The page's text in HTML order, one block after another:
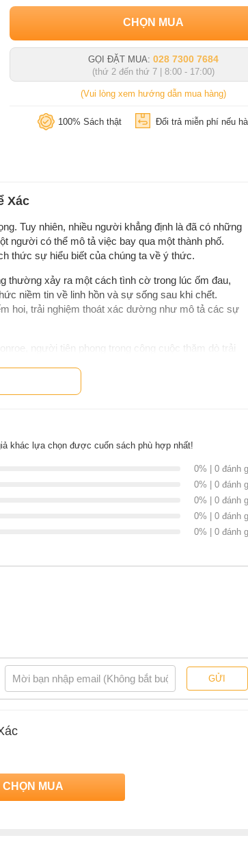
CHỌN MUA
GỌI ĐẶT MUA: 028 7300 7684
(thứ 2 đến thứ 7 | 8:00 - 17:00)
(Vui lòng xem hướng dẫn mua hàng)
100% Sách thật Đổi trả miễn phí nếu
Xác
Tuy nhiên, nhiều người khẳng định là đã có những
người có thể mô tả việc bay qua một thành phố.
thức sự hiểu biết của chúng ta về ý thức.
thường xảy ra một cách tình cờ trong lúc ốm đau,
niềm tin về linh hồn và sự sống sau khi chết.
hoi, trải nghiệm thoát xác dường như mô tả các sự
người tiên phong trong công cuộc thăm dò trải
khác lựa chọn được cuốn sách phù hợp nhất!
0% | 0 đánh
0% | 0 đánh
0% | 0 đánh
0% | 0 đánh
0% | 0 đánh
GỬI
CHỌN MUA